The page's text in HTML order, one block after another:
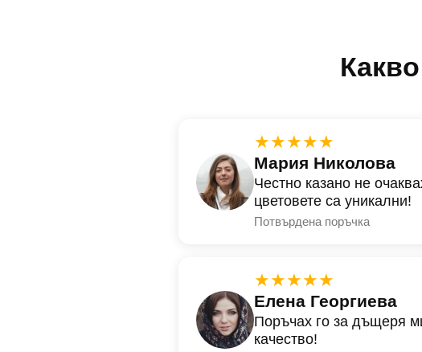
★★★★★
Мария Николова
Честно казано не
цветовете са уникални!
Потвърдена поръчка
★★★★★
Елена Георгиева
Поръчах го за дъщеря
качество!